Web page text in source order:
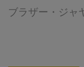
ブラザー・ジャ